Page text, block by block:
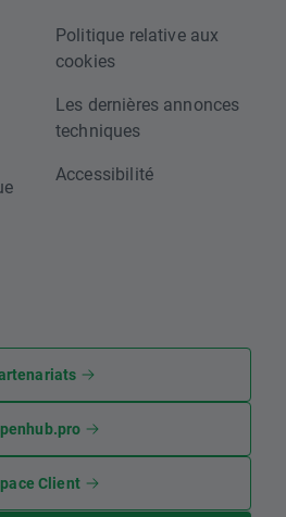
Politique relative aux
cookies
Les dernières annonces
techniques
Accessibilité
Client